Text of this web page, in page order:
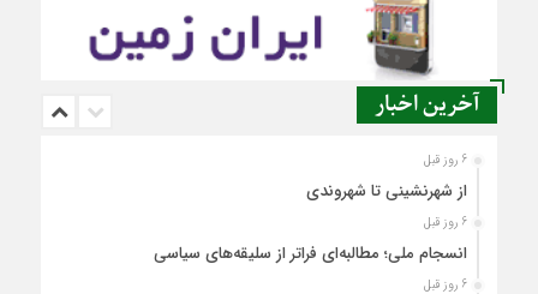
آخرین اخبار
6 روز قبل
از شهرنشینی تا شهروندی
6 روز قبل
انسجام ملی؛ مطالبه‌ای فراتر از سلیقه‌های سیاسی
6 روز قبل